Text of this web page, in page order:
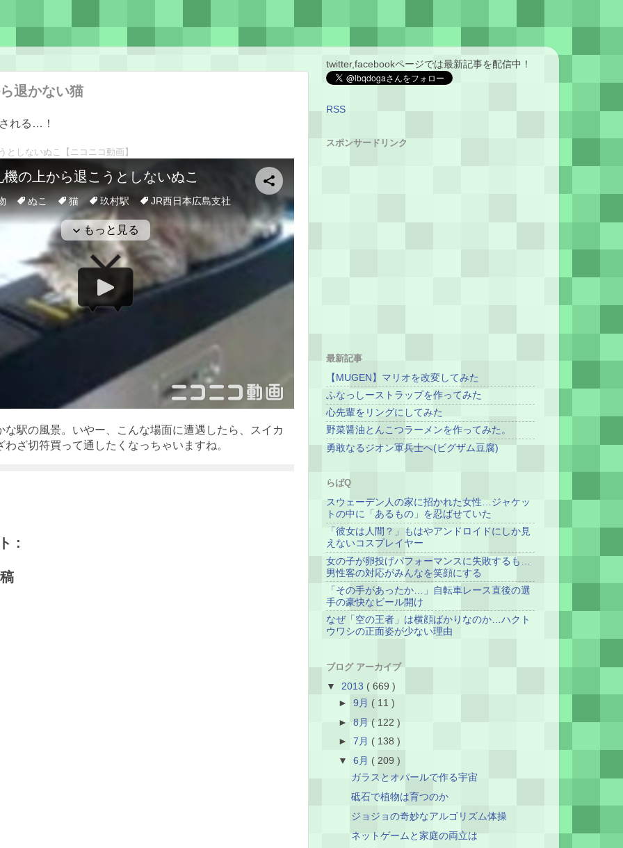
退かない猫
れる…！
としないぬこ 【ニコニコ動画】
な駅の風景。いやー、こんな場面に遭遇したら、スイカ
わざ切符買って通したくなっちゃいますね。
:
twitter,facebookページでは最新記事を配信中！
RSS
スポンサードリンク
最新記事
【MUGEN】マリオを改変してみた
ふなっしーストラップを作ってみた
心先輩をリングにしてみた
野菜醤油とんこつラーメンを作ってみた。
勇敢なるジオン軍兵士へ(ビグザム豆腐)
らばQ
スウェーデン人の家に招かれた女性…ジャケッ
トの中に「あるもの」を忍ばせていた
「彼女は人間？」もはやアンドロイドにしか見
えないコスプレイヤー
女の子が卵投げパフォーマンスに失敗するも…
男性客の対応がみんなを笑顔にする
「その手があったか…」自転車レース直後の選
手の豪快なビール開け
なぜ「空の王者」は横顔ばかりなのか…ハクト
ウワシの正面姿が少ない理由
ブログ アーカイブ
▼ 2013 ( 669 )
►9月 ( 11 )
►8月 ( 122 )
►7月 ( 138 )
▼6月 ( 209 )
ガラスとオパールで作る宇宙
砥石で植物は育つのか
ジョジョの奇妙なアルゴリズム体操
ネットゲームと家庭の両立は